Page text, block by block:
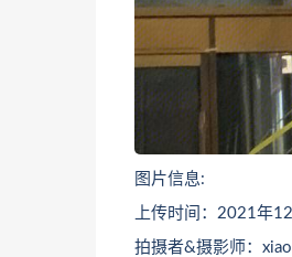
图片信息:
上传时间：2021年
拍摄者&摄影师：